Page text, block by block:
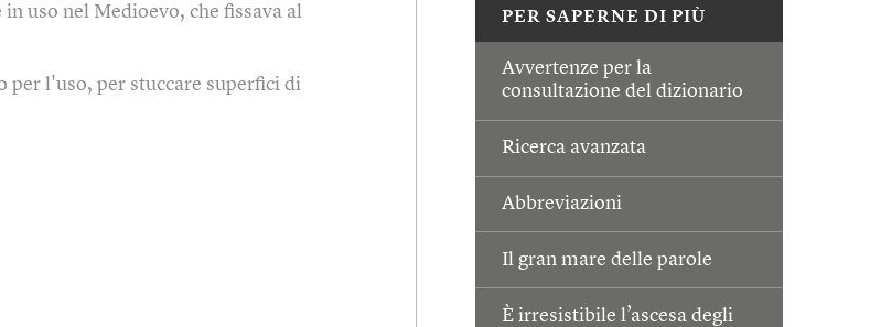
PER SAPERNE DI PIÙ
Avvertenze per la
consultazione del dizionario
Ricerca avanzata
Abbreviazioni
Il gran mare delle parole
È irresistibile l’ascesa degli
uso nel Medioevo, che fissava al
per l'uso, per stuccare superfici di